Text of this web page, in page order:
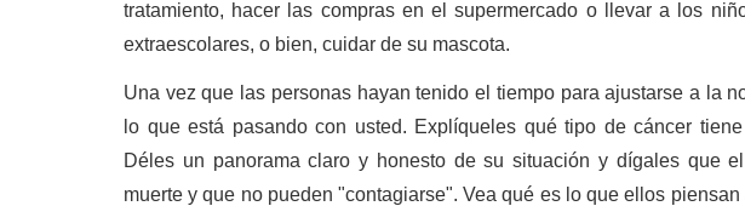
tratamiento, hacer las compras en el supermercado o llevar a los
extraescolares, o bien, cuidar de su mascota.
Una vez que las personas hayan tenido el tiempo para ajustarse a la
lo que está pasando con usted. Explíqueles qué tipo de cáncer
Déles un panorama claro y honesto de su situación y dígales que
muerte y que no pueden "contagiarse". Vea qué es lo que ellos